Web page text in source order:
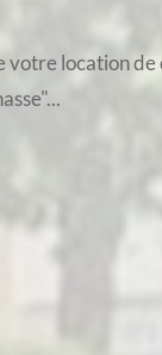
location